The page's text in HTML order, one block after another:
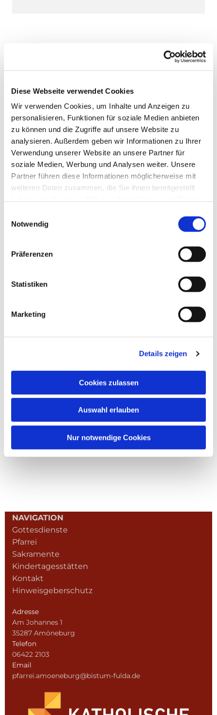
Diese Webseite verwendet Cookies
Wir verwenden Cookies, um Inhalte und Anzeigen zu
personalisieren, Funktionen für soziale Medien anbieten
zu können und die Zugriffe auf unsere Website zu
analysieren. Außerdem geben wir Informationen zu Ihrer
Verwendung unserer Website an unsere Partner für
soziale Medien, Werbung und Analysen weiter. Unsere
Partner führen diese Informationen möglicherweise mit
weiteren Daten zusammen, die Sie ihnen bereitgestellt
Notwendig
Präferenzen
Statistiken
Marketing
Details zeigen
Cookies zulassen
Auswahl erlauben
Nur notwendige Cookies
Dies könnte Sie auch
NAVIGATION
Gottesdienste
Pfarrei
Sakramente
Kindertagesstätten
Kontakt
Hinweisgeberschutz
Adresse
Am Johannes 1
35287 Amöneburg
Telefon
06422 2103
Email
pfarrei.amoeneburg@bistum-fulda.de